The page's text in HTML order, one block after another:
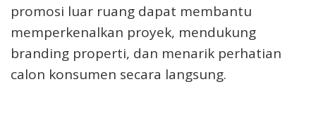
promosi luar ruang dapat membantu
memperkenalkan proyek, mendukung
branding properti, dan menarik perhatian
calon konsumen secara langsung.